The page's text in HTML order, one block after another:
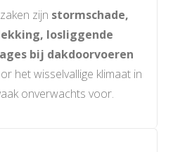
zijn stormschade,
losliggende
bij dakdoorvoeren
het wisselvallige klimaat in
onverwachts voor.